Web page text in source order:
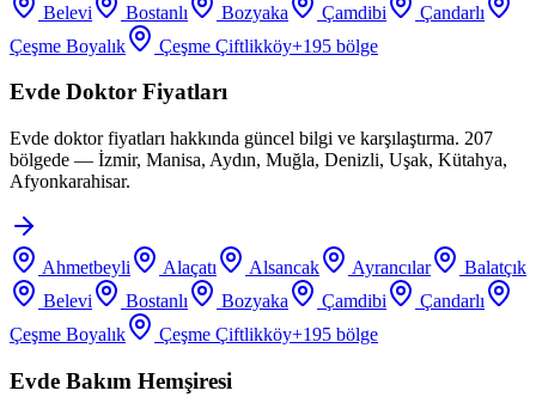
Belevi
Bostanlı Bozyaka Çamdibi
Çandarlı
Çeşme Boyalık
Çeşme Çiftlikköy+195 bölge
Evde Doktor Fiyatları
Evde doktor fiyatları hakkında güncel bilgi ve karşılaştırma. 207
bölgede — İzmir, Manisa, Aydın, Muğla, Denizli, Uşak, Kütahya,
Afyonkarahisar.
Ahmetbeyli Alaçatı Alsancak Ayrancılar
Balatçık
Belevi
Bostanlı Bozyaka Çamdibi
Çandarlı
Çeşme Boyalık
Çeşme Çiftlikköy+195 bölge
Evde Bakım Hemşiresi